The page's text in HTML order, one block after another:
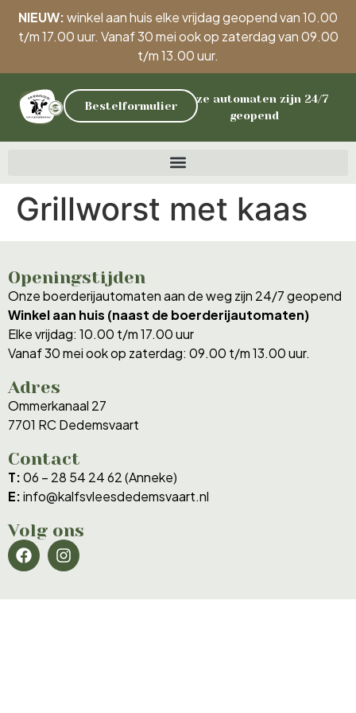
NIEUW:winkel aan huis elke vrijdag geopend van 10.00
t/m 17.00 uur. Vanaf 30 mei ook op zaterdag van 09.00
t/m 13.00 uur.
Onze automaten zijn 24/7
geopend
Bestelformulier
Grillworst met kaas
Openingstijden
Onze boerderijautomaten aan de weg zijn 24/7 geopend
Winkel aan huis (naast de boerderijautomaten)
Elke vrijdag: 10.00 t/m 17.00 uur
Vanaf 30 mei ook op zaterdag: 09.00 t/m 13.00 uur.
Adres
Ommerkanaal 27
7701 RC Dedemsvaart
Contact
T:06 – 28 54 24 62 (Anneke)
E:info@kalfsvleesdedemsvaart.nl
Volg ons